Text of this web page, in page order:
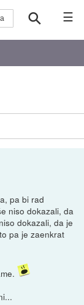
☰
pa bi rad
niso dokazali, da
dokazali, da je
pa je zaenkrat